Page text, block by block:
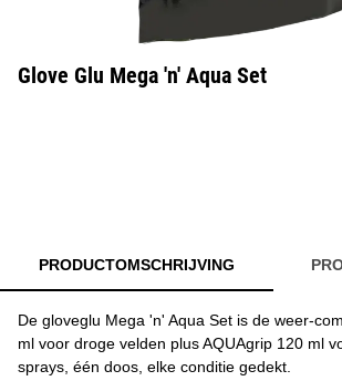
Glove Glu Mega 'n' Aqua Set
PRODUCTOMSCHRIJVING
De gloveglu Mega 'n' Aqua Set is de weer-
ml voor droge velden plus AQUAgrip 120 ml
sprays, één doos, elke conditie gedekt.